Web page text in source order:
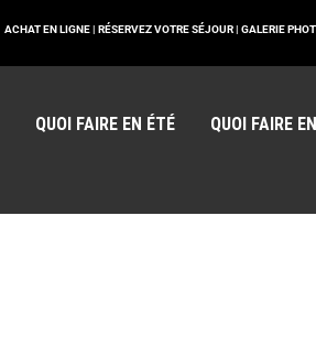
ACHAT EN LIGNE | RÉSERVEZ VOTRE SÉJOUR | GALERIE
QUOI FAIRE EN ÉTÉ QUOI FAIRE